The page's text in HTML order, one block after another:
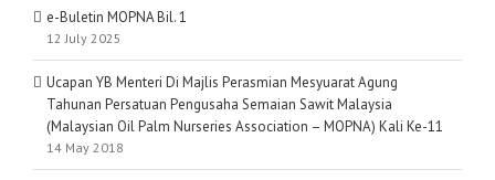
e-Buletin MOPNA Bil. 1
12 July 2025
Ucapan YB Menteri Di Majlis Perasmian Mesyuarat Agung
Tahunan Persatuan Pengusaha Semaian Sawit Malaysia
(Malaysian Oil Palm Nurseries Association – MOPNA) Kali Ke-11
14 May 2018